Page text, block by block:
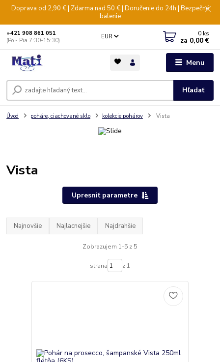
Doprava od 2,90 € | Zdarma nad 50 € | Doručenie do 24h | Bezpečné
balenie
Menu
EUR
Hľadať
+421 908 861 051
(Po - Pia 7:30-15:30)
0 ks
za 0,00 €
Úvod poháre, ciachované sklo kolekcie pohárov Vista
Vista
Upresniť parametre
Najnovšie Najlacnejšie Najdrahšie
Zobrazujem 1-5 z 5
strana z 1